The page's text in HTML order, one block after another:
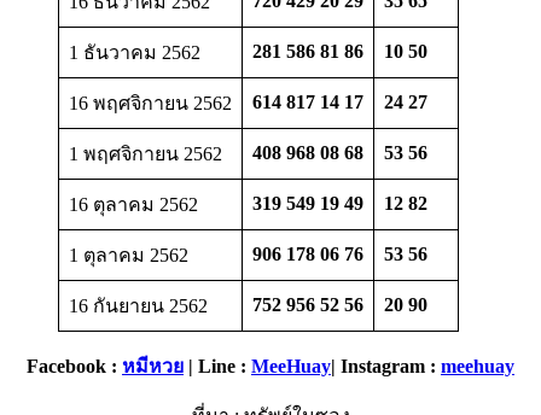
1 ธันวาคม 2562 281 586 81 86 10 50
16 พฤศจิกายน 2562 614 817 14 17 24 27
1 พฤศจิกายน 2562 408 968 08 68 53 56
16 ตุลาคม 2562 319 549 19 49 12 82
1 ตุลาคม 2562 906 178 06 76 53 56
16 กันยายน 2562 752 956 52 56 20 90
Facebook : หมีหวย | Line : MeeHuay| Instagram : meehuay